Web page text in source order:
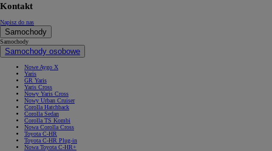
Kontakt
Napisz do nas
Samochody
Samochody
Samochody osobowe
Nowe Aygo X
Yaris
GR Yaris
Yaris Cross
Nowy Yaris Cross
Nowy Urban Cruiser
Corolla Hatchback
Corolla Sedan
Corolla TS Kombi
Nowa Corolla Cross
Toyota C-HR
Toyota C-HR Plug-in
Nowa Toyota C-HR+